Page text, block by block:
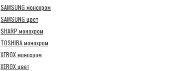
SAMSUNG монохром
SAMSUNG цвет
SHARP монохром
TOSHIBA монохром
XEROX монохром
XEROX цвет